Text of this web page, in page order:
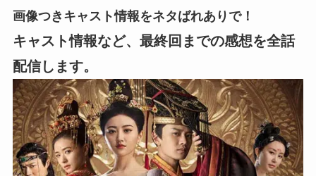
画像つきキャスト情報をネタばれありで！
キャスト情報など、最終回までの感想を全話
配信します。